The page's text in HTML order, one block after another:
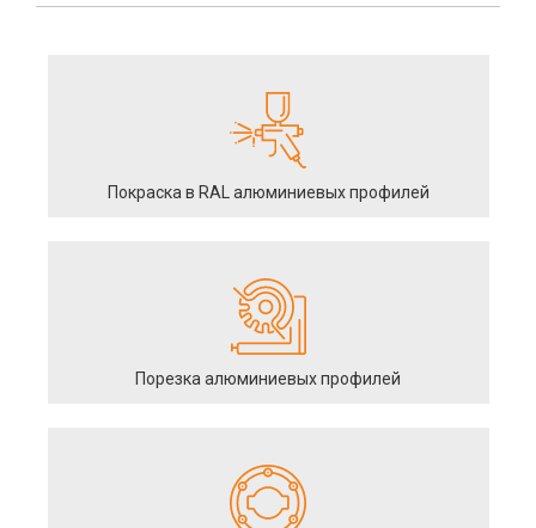
Покраска в RAL алюминиевых профилей
Порезка алюминиевых профилей